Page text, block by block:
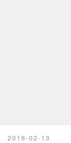
2016-02-13